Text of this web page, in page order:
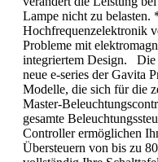
Lampe nicht zu
Hochfrequenzelektronik
Probleme mit
integriertem Design. Die
neue e-series der Gavita
Modelle, die sich für die
Master-
gesamte
Controller ermöglichen
Übersteuern von bis zu